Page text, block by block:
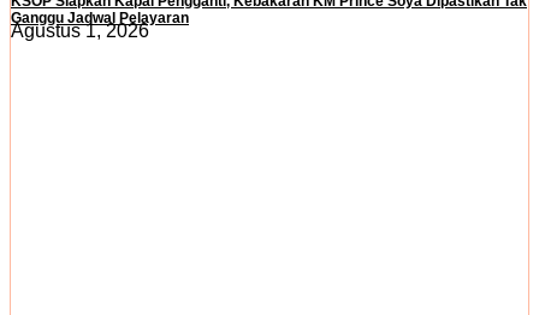
Ganggu Jadwal Pelayaran
Agustus 1, 2026